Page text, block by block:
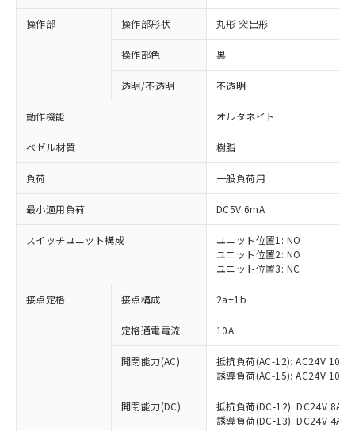
操作部 操作部形状 丸形 突出形
操作部色 黒
透明/不透明 不透明
動作機能 オルタネイト
ベゼル材質 樹脂
負荷 一般負荷用
最小適用負荷 DC5V 6mA
スイッチユニット構成
ユニット位置1: NO
ユニット位置2: NO
ユニット位置3: NC
接点定格 接点構成 2a+1b
定格通電電流 10A
開閉能力(AC)
抵抗負荷(AC-12): AC24V 10A/
誘導負荷(AC-15): AC24V
開閉能力(DC)
抵抗負荷(DC-12): DC24V 8A/
誘導負荷(DC-13): DC24V 4A/
ご利用条件
対応済み：EU RoHS指令（10物質）の
非含有に対応した製品が提供可能な商品で
有に対応した製品に切り替える予定のある